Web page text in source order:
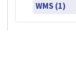
WMS (1)